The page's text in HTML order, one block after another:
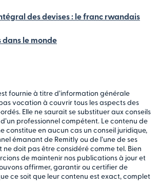
des devises : le franc rwandais
dans le monde
fournie à titre d’information générale
vocation à couvrir tous les aspects des
Elle ne saurait se substituer aux conseils
professionnel compétent. Le contenu de
constitue en aucun cas un conseil juridique,
émanant de Remitly ou de l’une de ses
ne doit pas être considéré comme tel. Bien
de maintenir nos publications à jour et
affirmer, garantir ou certifier de
ce soit que leur contenu est exact, complet